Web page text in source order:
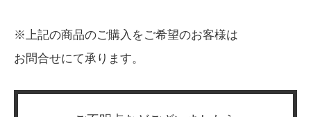
※上記の商品のご購入をご希望のお客様は
お問合せにて承ります。